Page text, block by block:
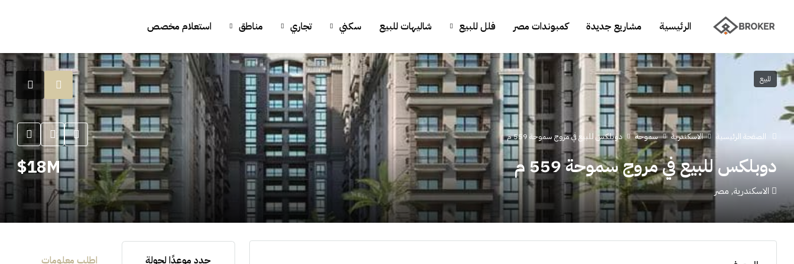
الرئيسية مشاريع جديدة كمبوندات مصر فلل للبيع شاليهات للبيع سكني تجاري مناطق استعلام مخصص
للبيع
الصفحة الرئيسية الاسكندرية سموحة دوبلكس للبيع في مروج سموحة 559 م
دوبلكس للبيع في مروج سموحة 559 م
الاسكندرية, مصر
18M$
حدد موعدًا لجولة اطلب معلومات